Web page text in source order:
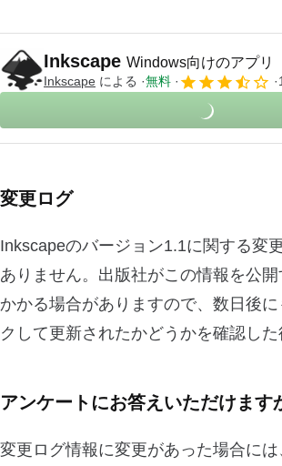
Inkscape Windows向けのアプリ
Inkscape による 無料
変更ログ
Inkscapeのバージョン1.1に関する変
ありません。出版社がこの情報を公
かかる場合がありますので、数日後
クして更新されたかどうかを確認した
アンケートにお答えいただけます
変更ログ情報に変更があった場合に